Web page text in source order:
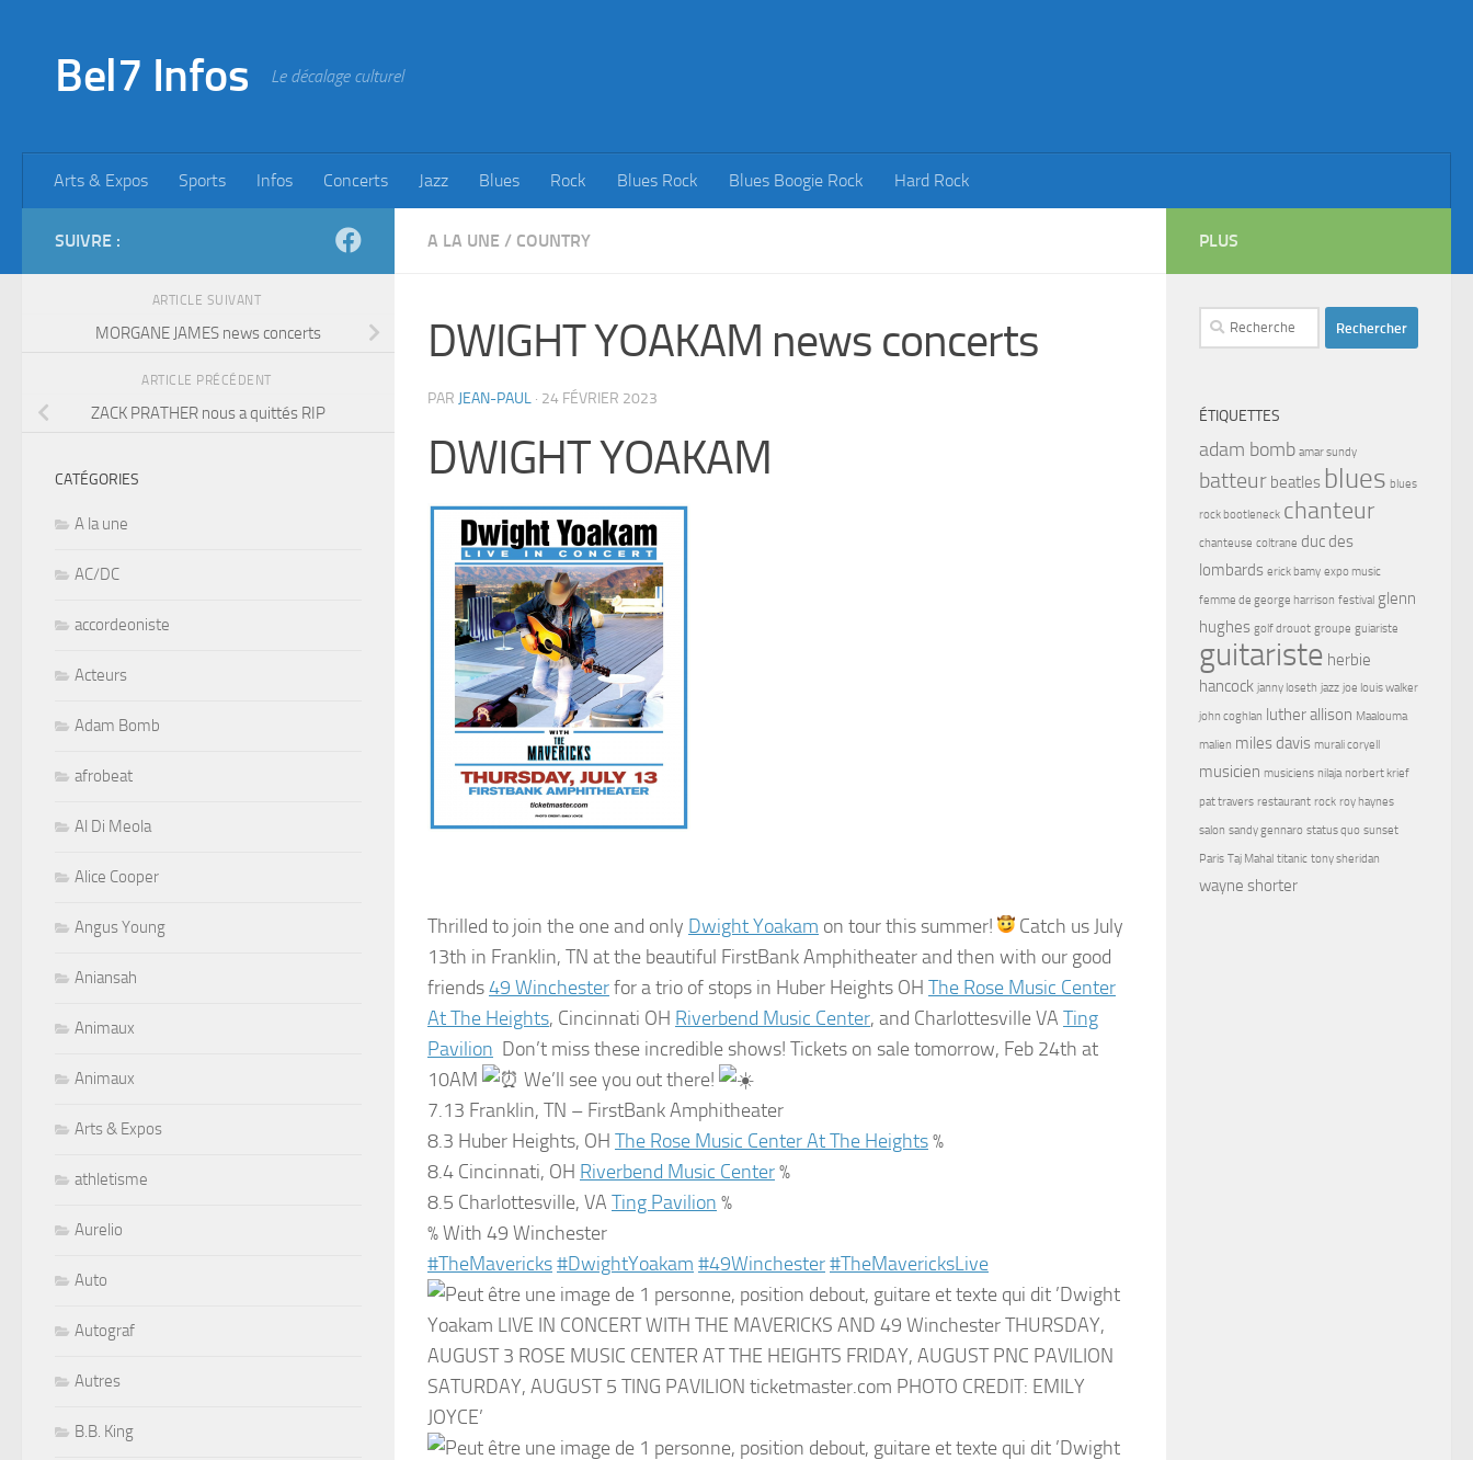
Bel7 Infos Le décalage culturel
Arts & Expos Sports Infos Concerts Jazz Blues Rock Blues Rock Blues Boogie Rock Hard Rock
A LA UNE / COUNTRY
DWIGHT YOAKAM news concerts
PAR JEAN-PAUL · 24 FÉVRIER 2023
DWIGHT YOAKAM
Thrilled to join the one and only Dwight Yoakam on tour this summer!
Catch us July
13th in Franklin, TN at the beautiful FirstBank Amphitheater and then with our good
friends49 Winchesterfor a trio of stops in Huber Heights OH The Rose Music Center
At The Heights, Cincinnati OH Riverbend Music Center, and Charlottesville VA Ting
Pavilion Don’t miss these incredible shows! Tickets on sale tomorrow, Feb 24th at
10AM
We’ll see you out there!
7.13 Franklin, TN – FirstBank Amphitheater
8.3 Huber Heights, OH The Rose Music Center At The Heights%
8.4 Cincinnati, OH Riverbend Music Center%
8.5 Charlottesville, VA Ting Pavilion %
% With 49 Winchester
#TheMavericks#DwightYoakam #49Winchester#TheMavericksLive
SUIVRE :
ARTICLE SUIVANT
MORGANE JAMES news concerts
ARTICLE PRÉCÉDENT
ZACK PRATHER nous a quittés RIP
CATÉGORIES
A la une
AC/DC
accordeoniste
Acteurs
Adam Bomb
afrobeat
Al Di Meola
Alice Cooper
Angus Young
Aniansah
Animaux
Animaux
Arts & Expos
athletisme
Aurelio
Auto
Autograf
Autres
B.B. King
PLUS
Rechercher :
ÉTIQUETTES
adam bomb amar sundy
batteur beatles blues blues
rock bootleneck chanteur
chanteuse coltrane duc des
lombards erick bamy expo music
femme de george harrison festival glenn
hughes golf drouot groupe guiariste
guitariste herbie
hancock janny loseth jazz joe louis walker
john coghlan luther allison Maalouma
malien miles davis murali coryell
musicien musiciens nilaja norbert krief
pat travers restaurant rock roy haynes
salon sandy gennaro status quo sunset
Paris Taj Mahal titanic tony sheridan
wayne shorter